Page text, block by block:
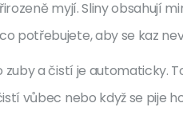
myjí. Sliny obsahují
potřebujete, aby se kaz
a čistí je automaticky.
vůbec nebo když se pije